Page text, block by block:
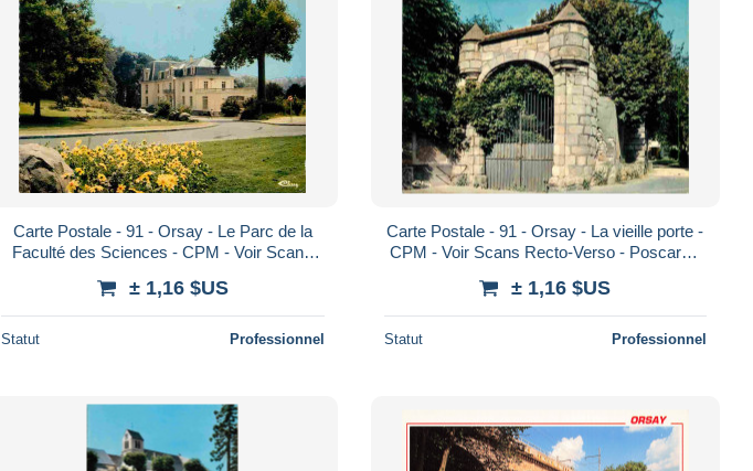
Carte Postale - 91 - Orsay - Le Parc de la
Faculté des Sciences - CPM - Voir Scans
± 1,16 $US
Statut Professionnel
Carte Postale - 91 - Orsay - La vieille porte -
CPM - Voir Scans Recto-Verso - Poscard -
± 1,16 $US
Statut Professionnel